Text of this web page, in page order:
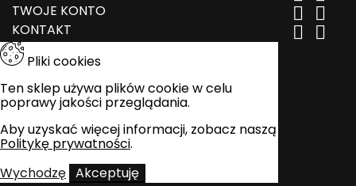
TWOJE KONTO  
KONTAKT  
Pliki cookies
Ten sklep używa plików cookie w celu
poprawy jakości przeglądania.
Aby uzyskać więcej informacji, zobacz naszą
Politykę prywatności.
Wychodzę Akceptuję